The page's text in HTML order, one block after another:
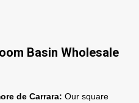
Basin Wholesale
de Carrara: Our square